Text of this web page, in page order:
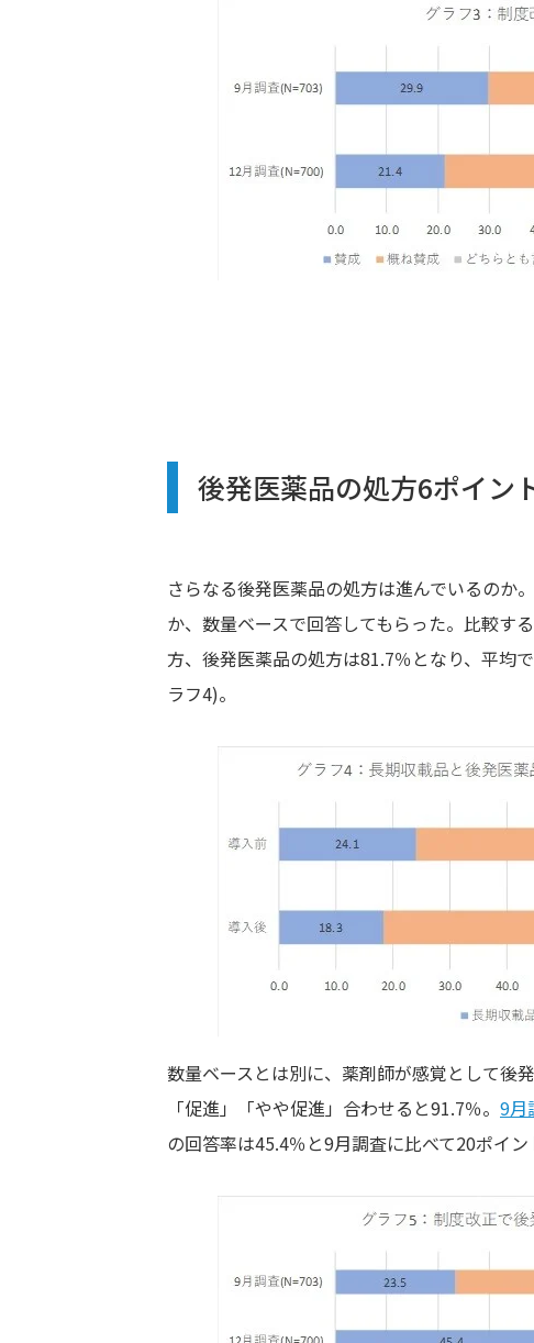
後発医薬品の処方6ポイン
さらなる後発医薬品の処方は進んでいるのか
か、数量ベースで回答してもらった。比較す
方、後発医薬品の処方は81.7％となり、平均
ラフ4)。
数量ベースとは別に、薬剤師が感覚として後
「促進」「やや促進」合わせると91.7％。 9月
の回答率は45.4％と9月調査に比べて20ポイン